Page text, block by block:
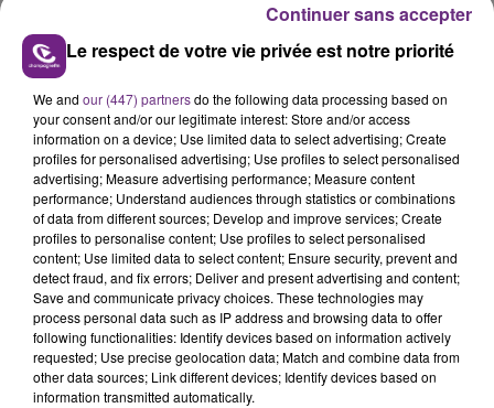
Cela fait déjà une semaine que la centrale
nucléaire ardennaise est à l'arrêt. Une situation
justifiée par la sécheresse intense qui est toujours
présente.
LE MAGASIN JOUÉCLUB DE REIMS FERME
SES PORTES
C'était l'une des institutions du centre-ville
rémois. Le magasin JouéClub est contraint de
fermer ses portes.
TITRES DIFFUSÉS
Le respect de votre vie privée est notre priorité
We and our (447) partnersdo the following data processing based on
your consent and/or our legitimate interest: Store and/or access
information on a device; Use limited data to select advertising; Create
profiles for personalised advertising; Use profiles to select personalised
advertising; Measure advertising performance; Measure content
performance; Understand audiences through statistics or combinations
of data from different sources; Develop and improve services; Create
profiles to personalise content; Use profiles to select personalised
content; Use limited data to select content; Ensure security, prevent and
detect fraud, and fix errors; Deliver and present advertising and content;
Save and communicate privacy choices. These technologies may
process personal data such as IP address and browsing data to offer
following functionalities: Identify devices based on information actively
requested; Use precise geolocation data; Match and combine data from
other data sources; Link different devices; Identify devices based on
information transmitted automatically.
Continuer sans accepter